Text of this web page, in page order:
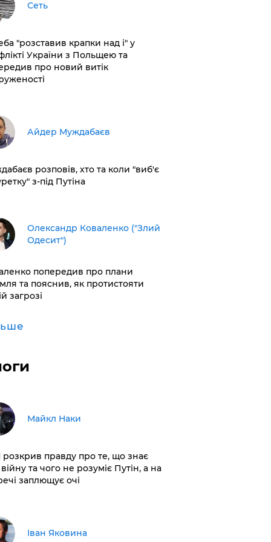
Сеть
"розставив крапки над і" у
України з Польщею та
про новий витік
Айдер Муждабаєв
розповів, хто та коли "виб'є
з-під Путіна
Олександр Коваленко ("Злий
Одесит")
попередив про плани
та пояснив, як протистояти
загрозі
Майкл Наки
розкрив правду про те, що знає
та чого не розуміє Путін, а на
заплющує очі
Іван Яковина